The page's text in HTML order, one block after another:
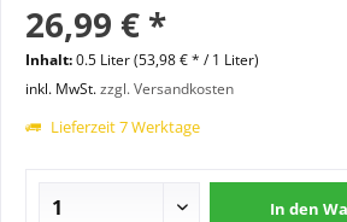
26,99 € *
Inhalt:0.5 Liter (53,98 € * / 1 Liter)
inkl. MwSt.zzgl. Versandkosten
Lieferzeit 7 Werktage
In den